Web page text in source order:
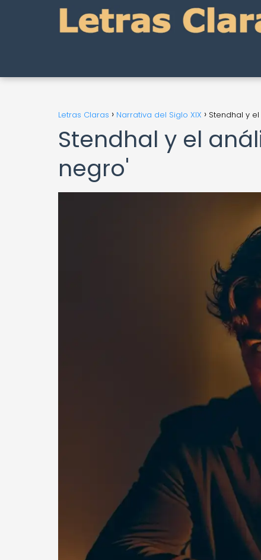
Letras Claras Narrativa del Siglo XIX Stendhal y
Stendhal y el
negro'